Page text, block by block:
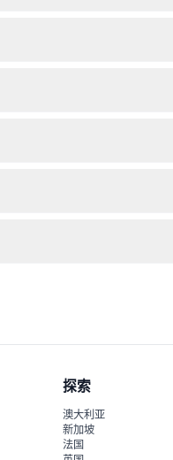
探索
澳大利亚
新加坡
法国